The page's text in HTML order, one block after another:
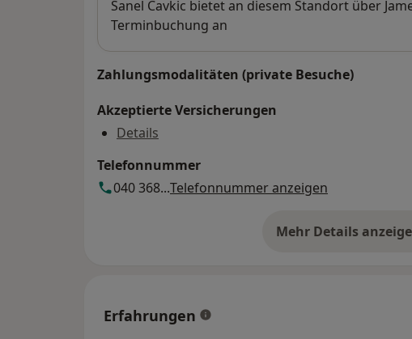
Verfügbarkeit
Sanel Cavkic bietet an diesem Standort über
Terminbuchung an
Zahlungsmodalitäten (private Besuche)
Akzeptierte Versicherungen
Details
Telefonnummer
040 368...Telefonnummer anzeigen
Mehr Detailsüber die
Erfahrungen